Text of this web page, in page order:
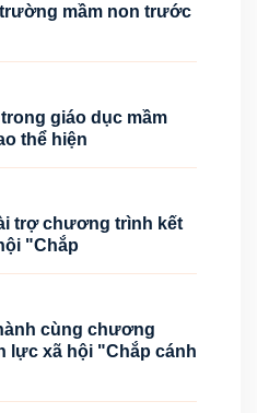
mầm non trước
giáo dục mầm
thể hiện
trợ chương trình kết
"Chắp
cùng chương
lực xã hội "Chắp cánh